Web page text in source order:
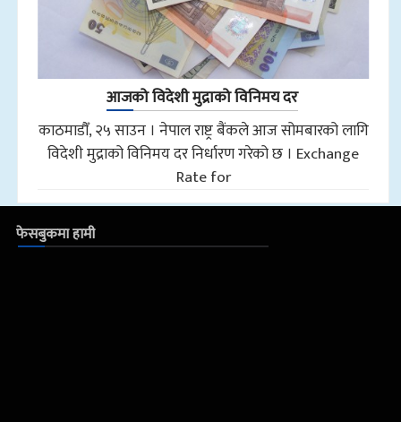
आजको विदेशी मुद्राको विनिमय दर
काठमाडौँ, २५ साउन । नेपाल राष्ट्र बैंकले आज सोमबारको लागि
विदेशी मुद्राको विनिमय दर निर्धारण गरेको छ । Exchange
Rate for
फेसबुकमा हामी